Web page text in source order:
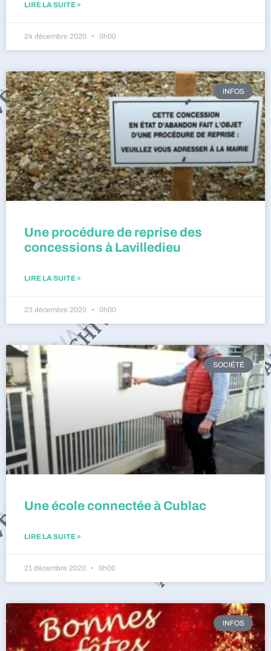
LIRE LA SUITE »
24 décembre 2020 0h00
INFOS
Une procédure de reprise des
concessions à Lavilledieu
LIRE LA SUITE »
23 décembre 2020 0h00
SOCIÉTÉ
Une école connectée à Cublac
LIRE LA SUITE »
21 décembre 2020 0h00
INFOS